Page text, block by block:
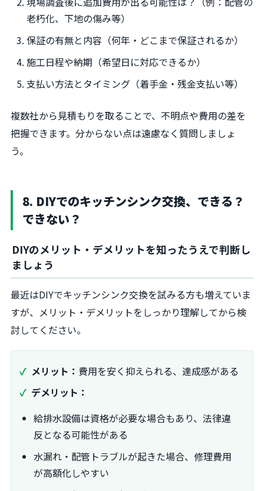
老朽化、下地の傷み等）
保証の有無と内容（何年・どこまで保証されるか）
施工日程や納期（希望日に対応できるか）
支払い方法とタイミング（着手金・残金支払い等）
複数社から見積もりを取ることで、不明点や費用の差を
把握できます。分からない点は遠慮なく質問しましょ
う。
8. DIYでのキッチンシンク交換、できる？
できない？
DIYのメリット・デメリットを知ったうえで判断し
ましょう
最近はDIYでキッチンシンク交換を試みる方も増えていま
すが、メリット・デメリットをしっかり理解してから検
討してください。
メリット： 費用を安く抑えられる、達成感がある
デメリット：
給排水設備は資格が必要な場合もあり、法律違
反となる可能性がある
水漏れ・配管トラブルが起きた場合、修理費用
が高額化しやすい